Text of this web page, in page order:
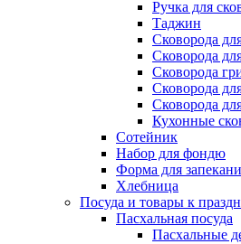
Ручка для
Таджин
Сковорода
Сковорода
Сковорода
Сковорода
Сковорода
Кухонные
Сотейник
Набор для фондю
Форма для
Хлебница
Посуда и товары к
Пасхальная посуда
Пасхальные